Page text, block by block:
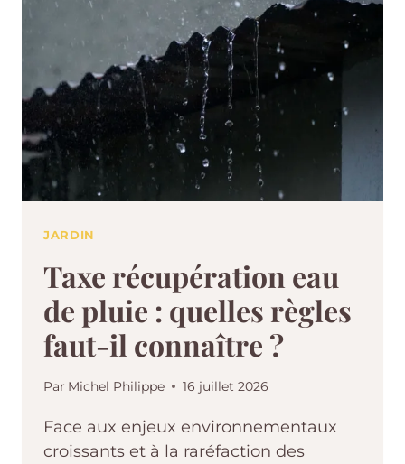
JARDIN
Taxe récupération eau
de pluie : quelles règles
faut-il connaître ?
Par Michel Philippe 16 juillet 2026
Face aux enjeux environnementaux
croissants et à la raréfaction des